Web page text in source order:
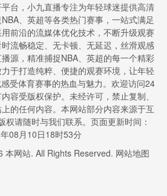
台，小九直播专注为年轻球迷提供高清
、英超等各类热门赛事，一站式满足
前沿的流媒体优化技术，不断升级观赛
流畅稳定、无卡顿、无延迟，丝滑观感
源，精准捕捉NBA、英超的每一个精彩
于打造纯粹、便捷的观赛环境，让年轻
受体育赛事的热血与魅力。欢迎访问24
容受版权保护。未经许可，禁止复制、
的任何内容。本网站部分内容来源于互
权请随时与我们联系。页面更新时间：
08月10日18时53分
本网站. All Rights Reserved. 网站地图